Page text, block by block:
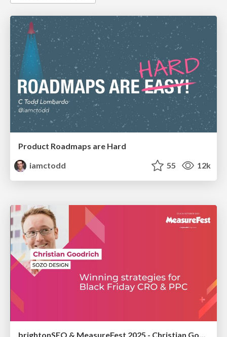
Product Roadmaps are Hard
iamctodd
55 12k
brightonSEO & MeasureFest 2025 - Christian Goodrich - Winning strategies for Black Friday CRO & PPC